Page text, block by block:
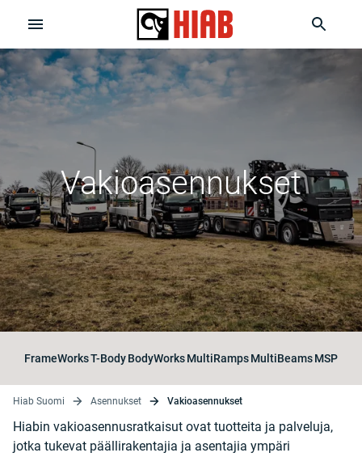
Vakioasennukset
FrameWorksT-BodyBodyWorksMultiRampsMultiBeamsMSP
Hiab Suomi Asennukset Vakioasennukset
Hiabin vakioasennusratkaisut ovat tuotteita ja palveluja,
jotka tukevat päällirakentajia ja asentajia ympäri